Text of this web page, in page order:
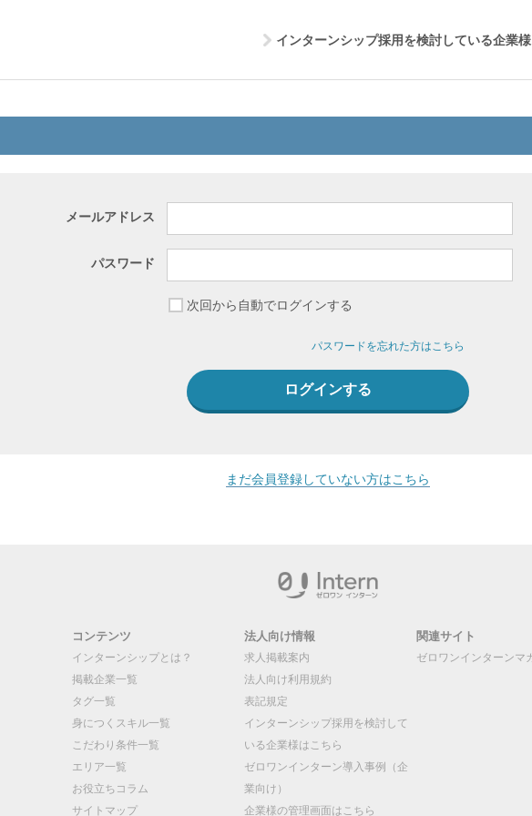
インターンシップ採用を検討している企業
メールアドレス
パスワード
次回から自動でログインする
パスワードを忘れた方はこちら
まだ会員登録していない方はこちら
コンテンツ
インターンシップとは？
掲載企業一覧
タグ一覧
身につくスキル一覧
こだわり条件一覧
エリア一覧
お役立ちコラム
サイトマップ
法人向け情報
求人掲載案内
法人向け利用規約
表記規定
インターンシップ採用を検討して
いる企業様はこちら
ゼロワンインターン導入事例（企
業向け）
企業様の管理画面はこちら
関連サイト
ゼロワンインターンマ